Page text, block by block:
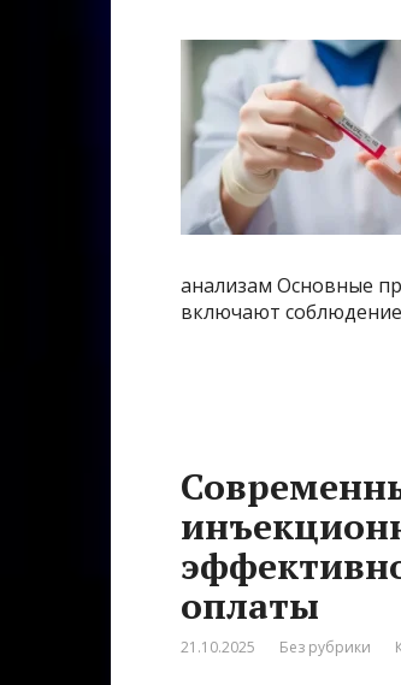
анализам Основные
включают
оплаты
21.10.2025 Без рубрики